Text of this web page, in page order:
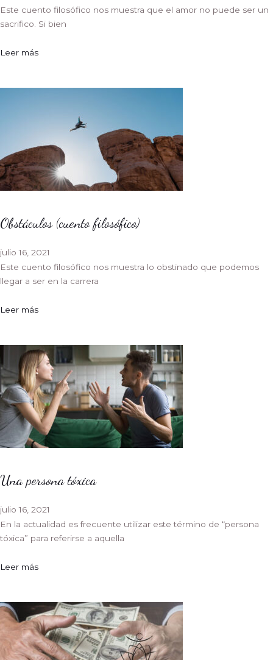
Este cuento filosófico nos muestra que el amor no puede ser un
sacrifico. Si bien
Leer más
Obstáculos (cuento filosófico)
julio 16, 2021
Este cuento filosófico nos muestra lo obstinado que podemos
llegar a ser en la carrera
Leer más
Una persona tóxica
julio 16, 2021
En la actualidad es frecuente utilizar este término de “persona
tóxica” para referirse a aquella
Leer más